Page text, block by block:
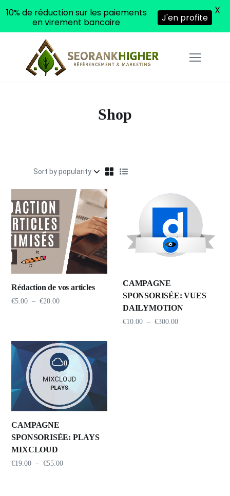
Shop
Rédaction de vos articles
€5.00 – €20.00
CAMPAGNE
SPONSORISÉE: VUES
DAILYMOTION
€10.00 – €300.00
CAMPAGNE
SPONSORISÉE: PLAYS
MIXCLOUD
€19.00 – €55.00
10% de réduction sur les paiements
en virement bancaire
J'en profite
X